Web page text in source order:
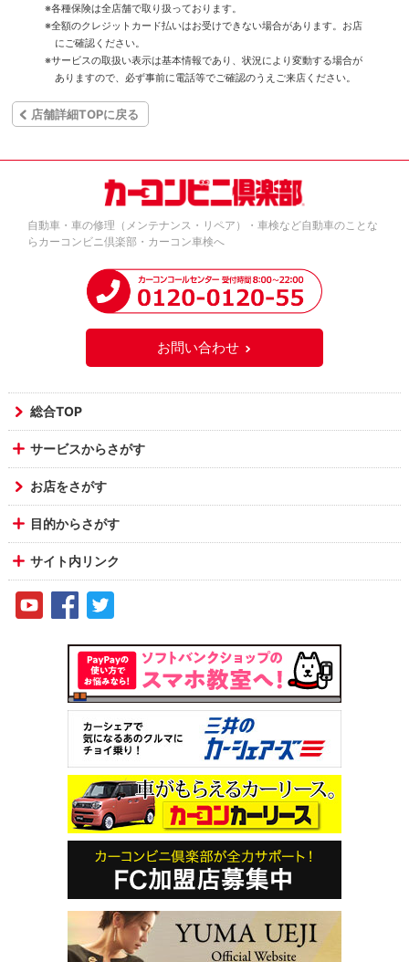
※各種保険は全店舗で取り扱っております。
※全額のクレジットカード払いはお受けできない場合があります。お店
にご確認ください。
※サービスの取扱い表示は基本情報であり、状況により変動する場合が
ありますので、必ず事前に電話等でご確認のうえご来店ください。
店舗詳細TOPに戻る
自動車・車の修理（メンテナンス・リペア）・車検など自動車のことな
らカーコンビニ倶楽部・カーコン車検へ
お問い合わせ
総合TOP
サービスからさがす
お店をさがす
目的からさがす
サイト内リンク